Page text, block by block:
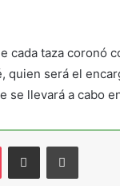
cada taza coronó
quien será el
se llevará a cabo
Pocket Compartir por correo electrónicoImprimir